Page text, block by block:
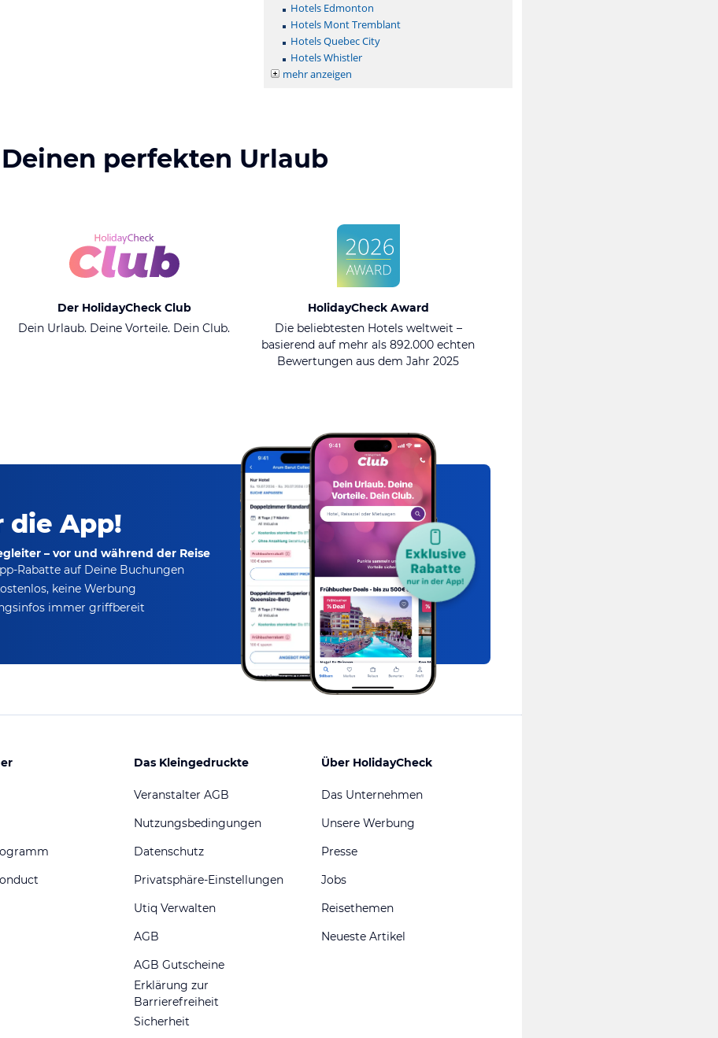
Hotels Edmonton
Hotels Mont Tremblant
Hotels Quebec City
Hotels Whistler
mehr anzeigen
perfekten Urlaub
Der HolidayCheck Club
Dein Urlaub. Deine Vorteile. Dein Club.
HolidayCheck Award
Die beliebtesten Hotels weltweit –
basierend auf mehr als 892.000 echten
Bewertungen aus dem Jahr 2025
die App!
– vor und während der Reise
Rabatteauf Deine Buchungen
keine Werbung
immer griffbereit
Das Kleingedruckte
Veranstalter AGB
Nutzungsbedingungen
Datenschutz
Privatsphäre-Einstellungen
Utiq Verwalten
AGB
AGB Gutscheine
Erklärung zur
Barrierefreiheit
Sicherheit
Über HolidayCheck
Das Unternehmen
Unsere Werbung
Presse
Jobs
Reisethemen
Neueste Artikel